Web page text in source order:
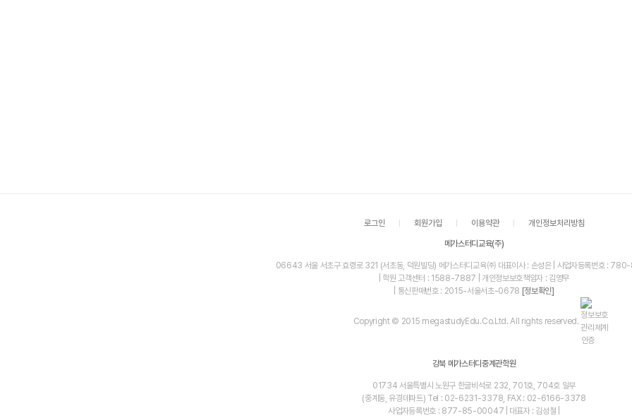
로그인 회원가입 이용약관 개인정보처리방침
메가스터디교육(주)
06643 서울 서초구 효령로 321 (서초동, 덕원빌딩) 메가스터디교육㈜ 대표이사 : 손성은 | 사업자등록번호 :
| 학원 고객센터 : 1588-7887 | 개인정보보호책임자 : 김영무
| 통신판매번호 : 2015-서울서초-0678 [정보확인]
Copyright © 2015 megastudyEdu.Co.Ltd. All rights reserved.
강북 메가스터디중계관학원
01734 서울특별시 노원구 한글비석로 232, 701호, 704호 일부
(중계동, 유경데파트) Tel : 02-6231-3378, FAX : 02-6166-3378
사업자등록번호 : 877-85-00047 | 대표자 : 김성철 |